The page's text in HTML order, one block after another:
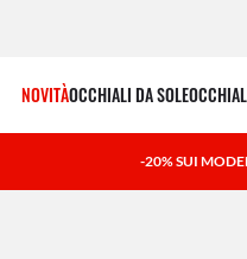
NOVITÀOCCHIALI DA SOLE
-20% SUI